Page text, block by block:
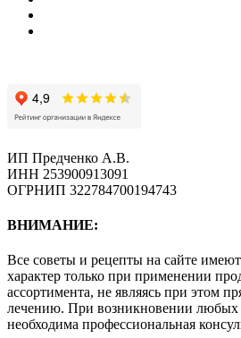
ИП Предченко А.В.
ИНН 253900913091
ОГРНИП 322784700194743
ВНИМАНИЕ:
Все советы и рецепты на сайте
характер только при применении
ассортимента, не являясь при этом
лечению. При возникновении любых
необходима профессиональная